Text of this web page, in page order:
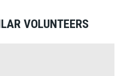
VOLUNTEERS